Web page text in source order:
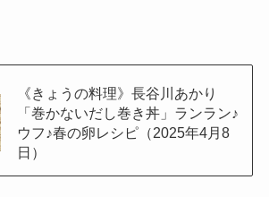
《きょうの料理》長谷川あかり
「巻かないだし巻き丼」ランラン♪
ウフ♪春の卵レシピ（2025年4月8
日）